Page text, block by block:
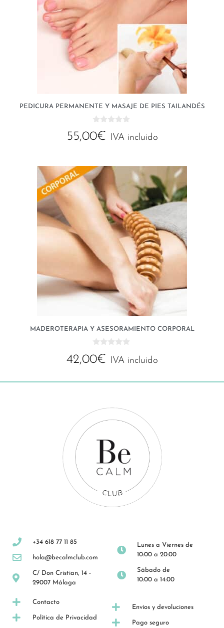
PEDICURA PERMANENTE Y MASAJE DE PIES TAILANDÉS
d
55,00€ IVA incluido
MADEROTERAPIA Y ASESORAMIENTO CORPORAL
d
42,00€ IVA incluido
+34 618 77 11 85
hola@becalmclub.com
C/ Don Cristian, 14 -
29007 Málaga
Lunes a Viernes de
10:00 a 20:00
Sábado de
10:00 a 14:00
Contacto
Política de Privacidad
Envíos y devoluciones
Pago seguro